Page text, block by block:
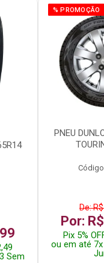
Sem
% PROMOÇÃO
PNEU
De:
Por:
Pix 5%
ou em até 7x